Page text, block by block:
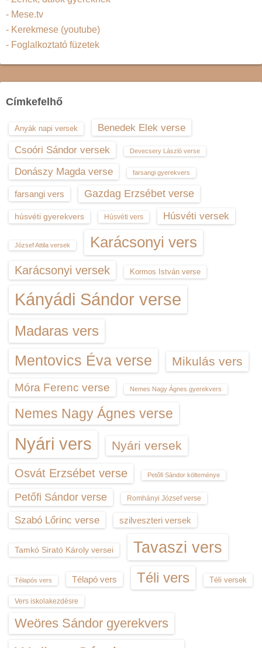
- Mese.tv
- Kerekmese (youtube)
- Foglalkoztató füzetek
Címkefelhő
Anyák napi versek
Benedek Elek verse
Csoóri Sándor versek
Devecsery László verse
Donászy Magda verse farsangi gyerekvers
farsangi vers Gazdag Erzsébet verse
húsvéti gyerekvers Húsvéti vers Húsvéti versek
József Attila versek Karácsonyi vers
Karácsonyi versek Kormos István verse
Kányádi Sándor verse
Madaras vers
Mentovics Éva verse Mikulás vers
Móra Ferenc verse Nemes Nagy Ágnes gyerekvers
Nemes Nagy Ágnes verse
Nyári vers Nyári versek
Osvát Erzsébet verse Petőfi Sándor költeménye
Petőfi Sándor verse Romhányi József verse
Szabó Lőrinc verse szilveszteri versek
Tamkó Sirató Károly versei Tavaszi vers
Télapós vers Télapó vers Téli vers Téli versek
Vers iskolakezdésre
Weöres Sándor gyerekvers